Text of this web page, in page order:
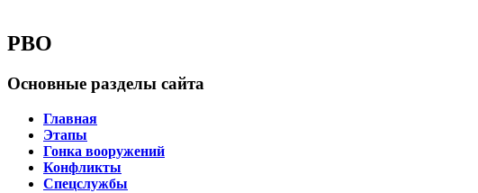
РВО
Основные разделы сайта
Главная
Этапы
Гонка вооружений
Конфликты
Спецслужбы